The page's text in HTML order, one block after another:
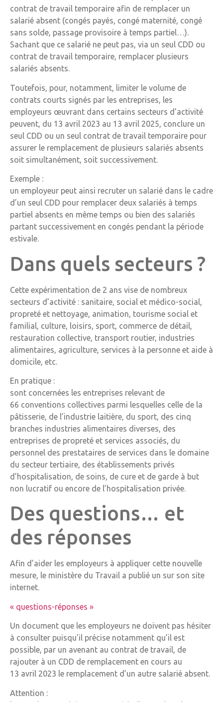
contrat de travail temporaire afin de remplacer un
salarié absent (congés payés, congé maternité, congé
sans solde, passage provisoire à temps partiel…).
Sachant que ce salarié ne peut pas, via un seul CDD ou
contrat de travail temporaire, remplacer plusieurs
salariés absents.
Toutefois, pour, notamment, limiter le volume de
contrats courts signés par les entreprises, les
employeurs œuvrant dans certains secteurs d’activité
peuvent, du 13 avril 2023 au 13 avril 2025, conclure un
seul CDD ou un seul contrat de travail temporaire pour
assurer le remplacement de plusieurs salariés absents
soit simultanément, soit successivement.
Exemple :
un employeur peut ainsi recruter un salarié dans le cadre
d’un seul CDD pour remplacer deux salariés à temps
partiel absents en même temps ou bien des salariés
partant successivement en congés pendant la période
estivale.
Dans quels secteurs ?
Cette expérimentation de 2 ans vise de nombreux
secteurs d’activité : sanitaire, social et médico-social,
propreté et nettoyage, animation, tourisme social et
familial, culture, loisirs, sport, commerce de détail,
restauration collective, transport routier, industries
alimentaires, agriculture, services à la personne et aide à
domicile, etc.
En pratique :
sont concernées les entreprises relevant de
66 conventions collectives parmi lesquelles celle de la
pâtisserie, de l’industrie laitière, du sport, des cinq
branches industries alimentaires diverses, des
entreprises de propreté et services associés, du
personnel des prestataires de services dans le domaine
du secteur tertiaire, des établissements privés
d’hospitalisation, de soins, de cure et de garde à but
non lucratif ou encore de l’hospitalisation privée.
Des questions… et
des réponses
Afin d’aider les employeurs à appliquer cette nouvelle
mesure, le ministère du Travail a publié un sur son site
internet.
« questions-réponses »
Un document que les employeurs ne doivent pas hésiter
à consulter puisqu’il précise notamment qu’il est
possible, par un avenant au contrat de travail, de
rajouter à un CDD de remplacement en cours au
13 avril 2023 le remplacement d’un autre salarié absent.
Attention :